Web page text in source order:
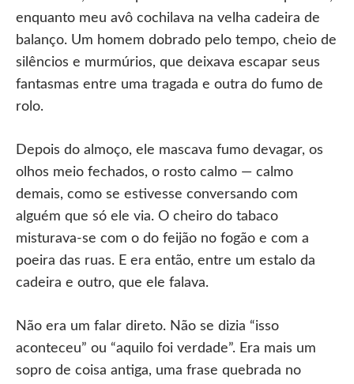
enquanto meu avô cochilava na velha cadeira de
balanço. Um homem dobrado pelo tempo, cheio de
silêncios e murmúrios, que deixava escapar seus
fantasmas entre uma tragada e outra do fumo de
rolo.
Depois do almoço, ele mascava fumo devagar, os
olhos meio fechados, o rosto calmo — calmo
demais, como se estivesse conversando com
alguém que só ele via. O cheiro do tabaco
misturava-se com o do feijão no fogão e com a
poeira das ruas. E era então, entre um estalo da
cadeira e outro, que ele falava.
Não era um falar direto. Não se dizia “isso
aconteceu” ou “aquilo foi verdade”. Era mais um
sopro de coisa antiga, uma frase quebrada no